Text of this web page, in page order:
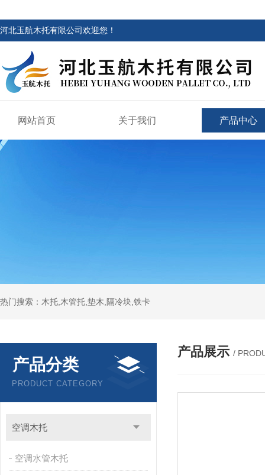
河北玉航木托有限公司欢迎您！
网站首页 关于我们 产品中心
热门搜索：木托,木管托,垫木,隔冷块,铁卡
产品分类
PRODUCT CATEGORY
空调木托
空调水管木托
产品展示 /